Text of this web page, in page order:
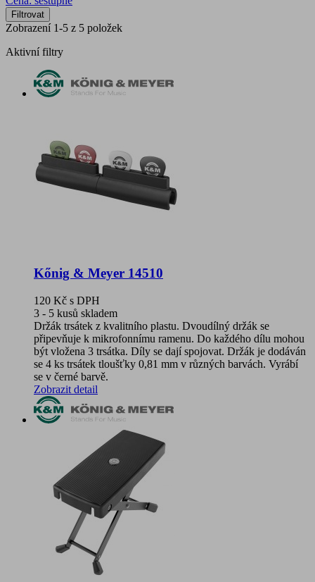
Filtrovat
Zobrazení 1-5 z 5 položek
Aktivní filtry
Kőnig & Meyer 14510
120 Kč s DPH
3 - 5 kusů skladem
Držák trsátek z kvalitního plastu. Dvoudílný držák se
připevňuje k mikrofonnímu ramenu. Do každého dílu mohou
být vložena 3 trsátka. Díly se dají spojovat. Držák je dodáván
se 4 ks trsátek tloušťky 0,81 mm v různých barvách. Vyrábí
se v černé barvě.
Zobrazit detail